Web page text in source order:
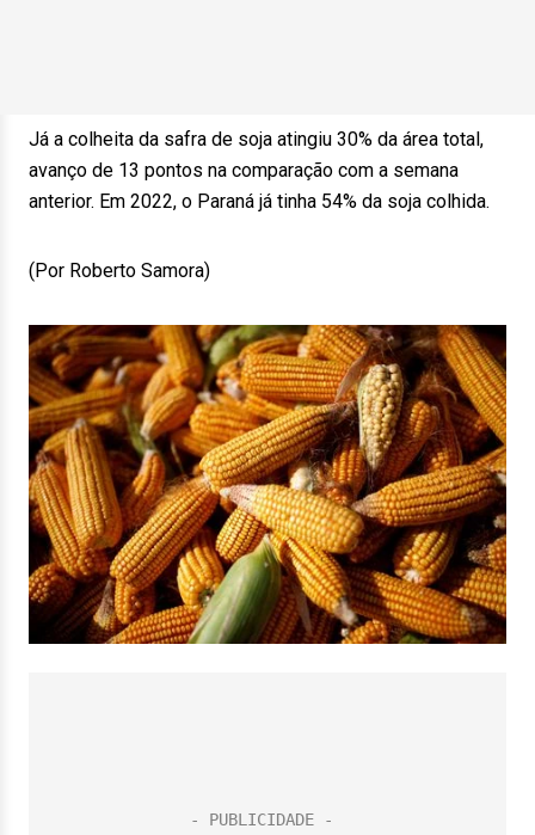
Já a colheita da safra de soja atingiu 30% da área total,
avanço de 13 pontos na comparação com a semana
anterior. Em 2022, o Paraná já tinha 54% da soja colhida.
(Por Roberto Samora)